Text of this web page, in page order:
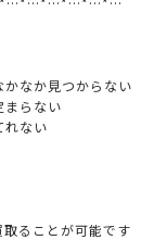
なか見つからない
らない
れない
ることが可能です